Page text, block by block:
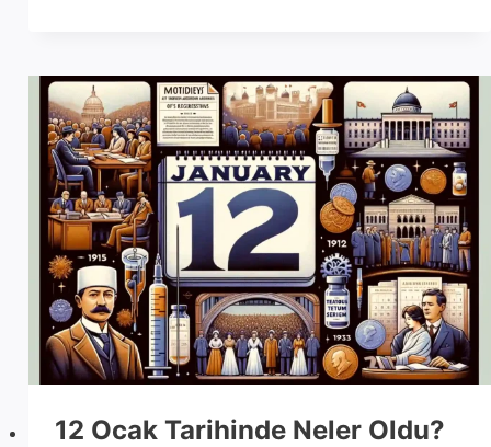
12 Ocak Tarihinde Neler Oldu?